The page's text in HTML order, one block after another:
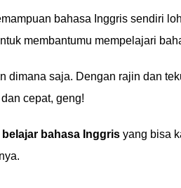
bahasa Inggris sendiri
membantumu mempelajari
dimana saja. Dengan rajin dan
cepat, geng!
bahasa Inggris yang bisa